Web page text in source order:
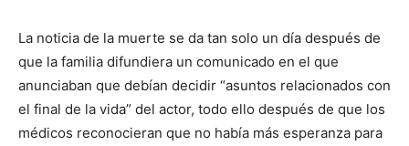
La noticia de la muerte se da tan solo un día después de
que la familia difundiera un comunicado en el que
anunciaban que debían decidir “asuntos relacionados con
el final de la vida” del actor, todo ello después de que los
médicos reconocieran que no había más esperanza para